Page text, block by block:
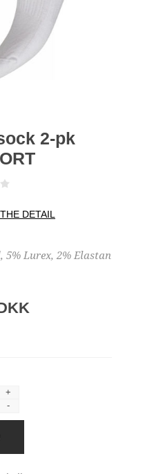
2-pk
DETAIL
5% Lurex, 2% Elastan
+
-